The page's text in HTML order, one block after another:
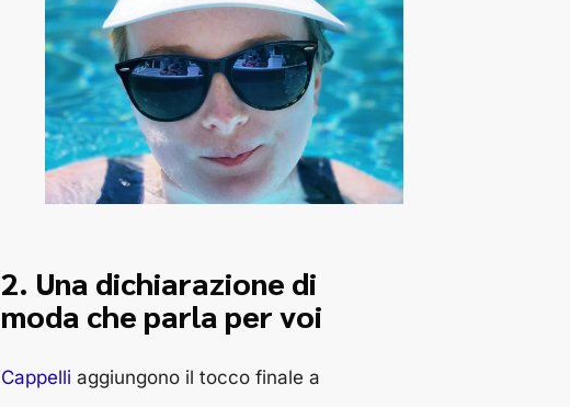
2. Una dichiarazione di
moda che parla per voi
Cappelli aggiungono il tocco finale a